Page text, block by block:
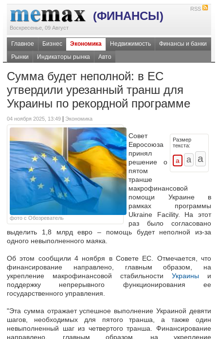
(ФИНАНСЫ)
Воскресенье, 09 Август
RSS
Главное Бизнес Экономика Недвижимость
Финансы и банки
Рынки
Индикаторы рынка Авто
Сумма будет неполной: в ЕС
утвердили урезанный транш для
Украины по рекордной программе
04 ноября 2025, 13:49 Экономика
фото с Обозреватель
Размер
текста:
Совет
Евросоюза
принял
решение о
пятом
транше
макрофинансовой
помощи Украине в
рамках программы
Ukraine Facility. На этот
раз было согласовано
выделить 1,8 млрд евро – помощь будет неполной из-за
одного невыполненного маяка.
Об этом сообщили 4 ноября в Совете ЕС. Отмечается, что
финансирование направлено, главным образом, на
укрепление макрофинансовой стабильности Украины и
поддержку непрерывного функционирования ее
государственного управления.
"Эта сумма отражает успешное выполнение Украиной девяти
шагов, необходимых для пятого транша, а также один
невыполненный шаг из четвертого транша. Финансирование
направлено, главным образом, на укрепление